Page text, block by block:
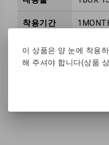
착용기간
제조국 TW
함수율 38%
이 상품은 양 눈에 착용
해 주셔야 합니다(상품